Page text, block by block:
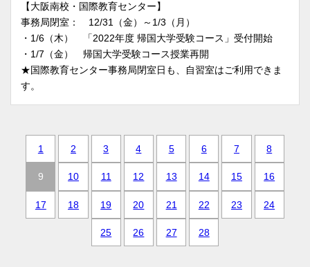
【大阪南校・国際教育センター】
事務局閉室： 12/31（金）～1/3（月）
・1/6（木） 「2022年度 帰国大学受験コース」受付開始
・1/7（金） 帰国大学受験コース授業再開
★国際教育センター事務局閉室日も、自習室はご利用できま
す。
1 2 3 4 5 6 7 8
9 10 11 12 13 14 15 16
17 18 19 20 21 22 23 24
25 26 27 28